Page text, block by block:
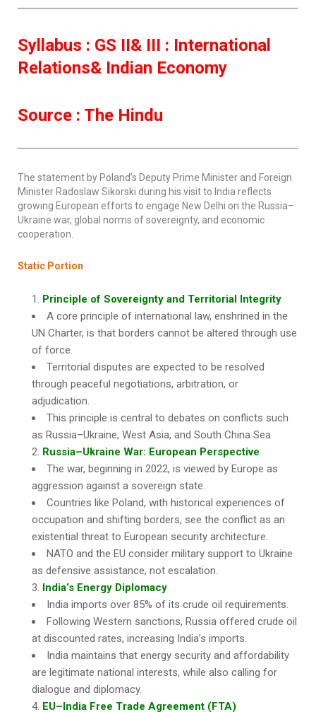
Syllabus : GS II& III : International
Relations& Indian Economy
Source : The Hindu
The statement by Poland’s Deputy Prime Minister and Foreign
Minister Radoslaw Sikorski during his visit to India reflects
growing European efforts to engage New Delhi on the Russia–
Ukraine war, global norms of sovereignty, and economic
cooperation.
Static Portion
Principle of Sovereignty and Territorial Integrity
A core principle of international law, enshrined in the
UN Charter, is that borders cannot be altered through use
of force.
Territorial disputes are expected to be resolved
through peaceful negotiations, arbitration, or
adjudication.
This principle is central to debates on conflicts such
as Russia–Ukraine, West Asia, and South China Sea.
Russia–Ukraine War: European Perspective
The war, beginning in 2022, is viewed by Europe as
aggression against a sovereign state.
Countries like Poland, with historical experiences of
occupation and shifting borders, see the conflict as an
existential threat to European security architecture.
NATO and the EU consider military support to Ukraine
as defensive assistance, not escalation.
India’s Energy Diplomacy
India imports over 85% of its crude oil requirements.
Following Western sanctions, Russia offered crude oil
at discounted rates, increasing India’s imports.
India maintains that energy security and affordability
are legitimate national interests, while also calling for
dialogue and diplomacy.
EU–India Free Trade Agreement (FTA)